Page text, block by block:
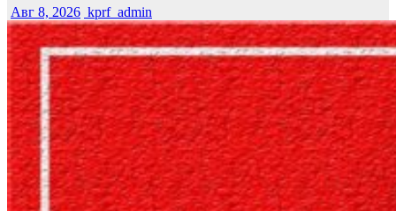
Авг 8, 2026 kprf_admin